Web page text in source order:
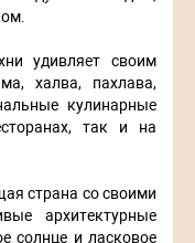
удивляет своим
халва, пахлава,
кулинарные
так и на
страна со своими
архитектурные
солнце и ласковое